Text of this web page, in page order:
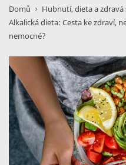
Domů
Hubnutí, dieta a zdravá
Alkalická dieta: Cesta ke zdraví,
nemocné?